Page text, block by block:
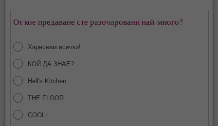
От кое предаване сте разочаровани най-много?
Харесвам всички!
КОЙ ДА ЗНАЕ?
Hell's Kitchen
THE FLOOR
COOLt